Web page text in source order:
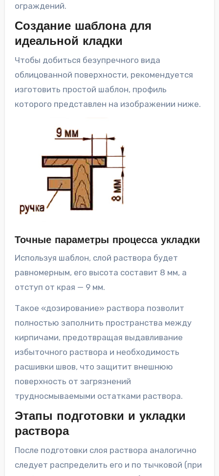
ограждений.
Создание шаблона для
идеальной кладки
Чтобы добиться безупречного вида
облицованной поверхности, рекомендуется
изготовить простой шаблон, профиль
которого представлен на изображении ниже.
Точные параметры процесса укладки
Используя шаблон, слой раствора будет
равномерным, его высота составит 8 мм, а
отступ от края — 9 мм.
Такое «дозирование» раствора позволит
полностью заполнить пространства между
кирпичами, предотвращая выдавливание
избыточного раствора и необходимость
расшивки швов, что защитит внешнюю
поверхность от загрязнений
трудносмываемыми остатками раствора.
Этапы подготовки и укладки
раствора
После подготовки слоя раствора аналогично
следует распределить его и по тычковой (при